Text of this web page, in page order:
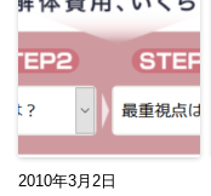
2010年3月2日